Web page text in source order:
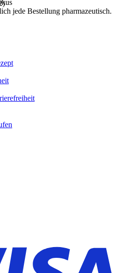
)
jede Bestellung pharmazeutisch.